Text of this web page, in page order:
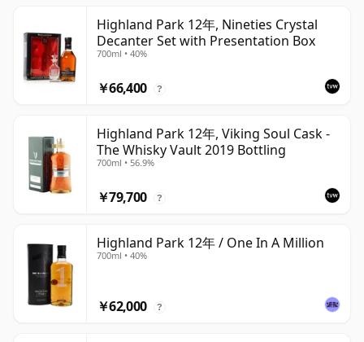
Highland Park 12年, Nineties Crystal
Decanter Set with Presentation Box
700ml • 40%
￥66,400 ?
Highland Park 12年, Viking Soul Cask -
The Whisky Vault 2019 Bottling
700ml • 56.9%
￥79,700 ?
Highland Park 12年 / One In A Million
700ml • 40%
￥62,000 ?